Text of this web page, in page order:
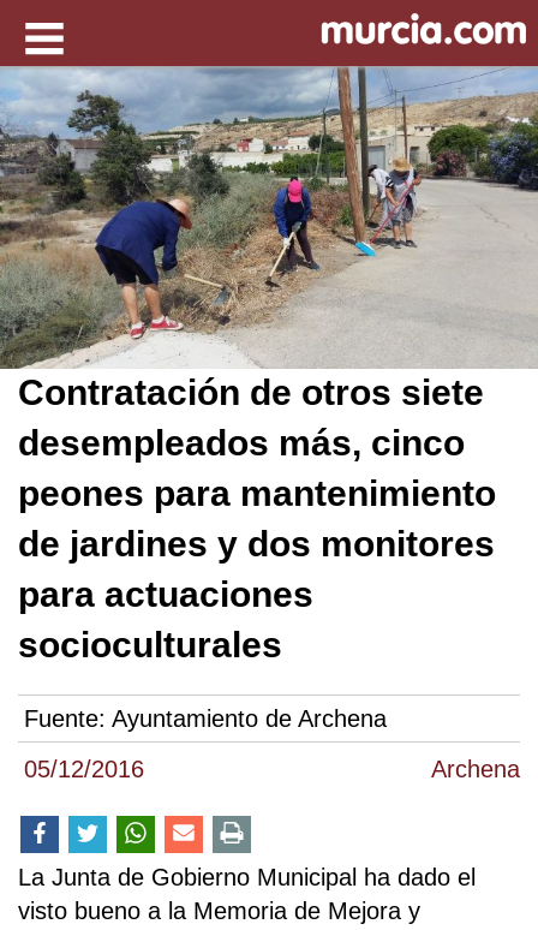
05/12/2016 Archena
Contratación de otros siete
desempleados más, cinco
peones para mantenimiento
de jardines y dos monitores
para actuaciones
socioculturales
Fuente: Ayuntamiento de Archena
La Junta de Gobierno Municipal ha dado el
visto bueno a la Memoria de Mejora y